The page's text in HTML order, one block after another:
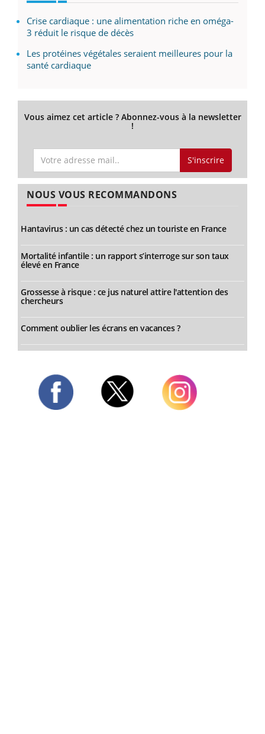
Crise cardiaque : une alimentation riche en oméga-
3 réduit le risque de décès
Les protéines végétales seraient meilleures pour la
santé cardiaque
Vous aimez cet article ? Abonnez-vous à la newsletter
!
S'inscrire
NOUS VOUS RECOMMANDONS
Hantavirus : un cas détecté chez un touriste en France
Mortalité infantile : un rapport s’interroge sur son taux
élevé en France
Grossesse à risque : ce jus naturel attire l'attention des
chercheurs
Comment oublier les écrans en vacances ?